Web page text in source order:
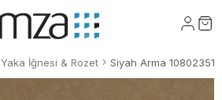
Yaka İğnesi & Rozet Siyah Arma